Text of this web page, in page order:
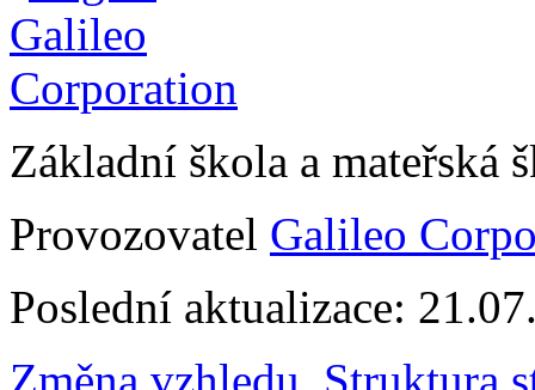
Základní škola a mateřská
Provozovatel Galileo
Poslední aktualizace:
Změna vzhledu, Struktura